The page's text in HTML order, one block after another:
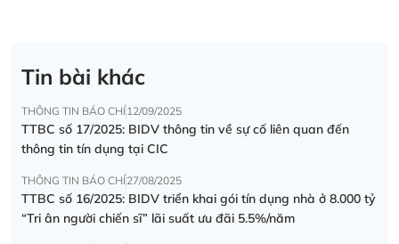
Tin bài khác
THÔNG TIN BÁO CHÍ12/09/2025
TTBC số 17/2025: BIDV thông tin về sự cố liên quan đến
thông tin tín dụng tại CIC
THÔNG TIN BÁO CHÍ27/08/2025
TTBC số 16/2025: BIDV triển khai gói tín dụng nhà ở 8.000 tỷ
“Tri ân người chiến sĩ” lãi suất ưu đãi 5.5%/năm